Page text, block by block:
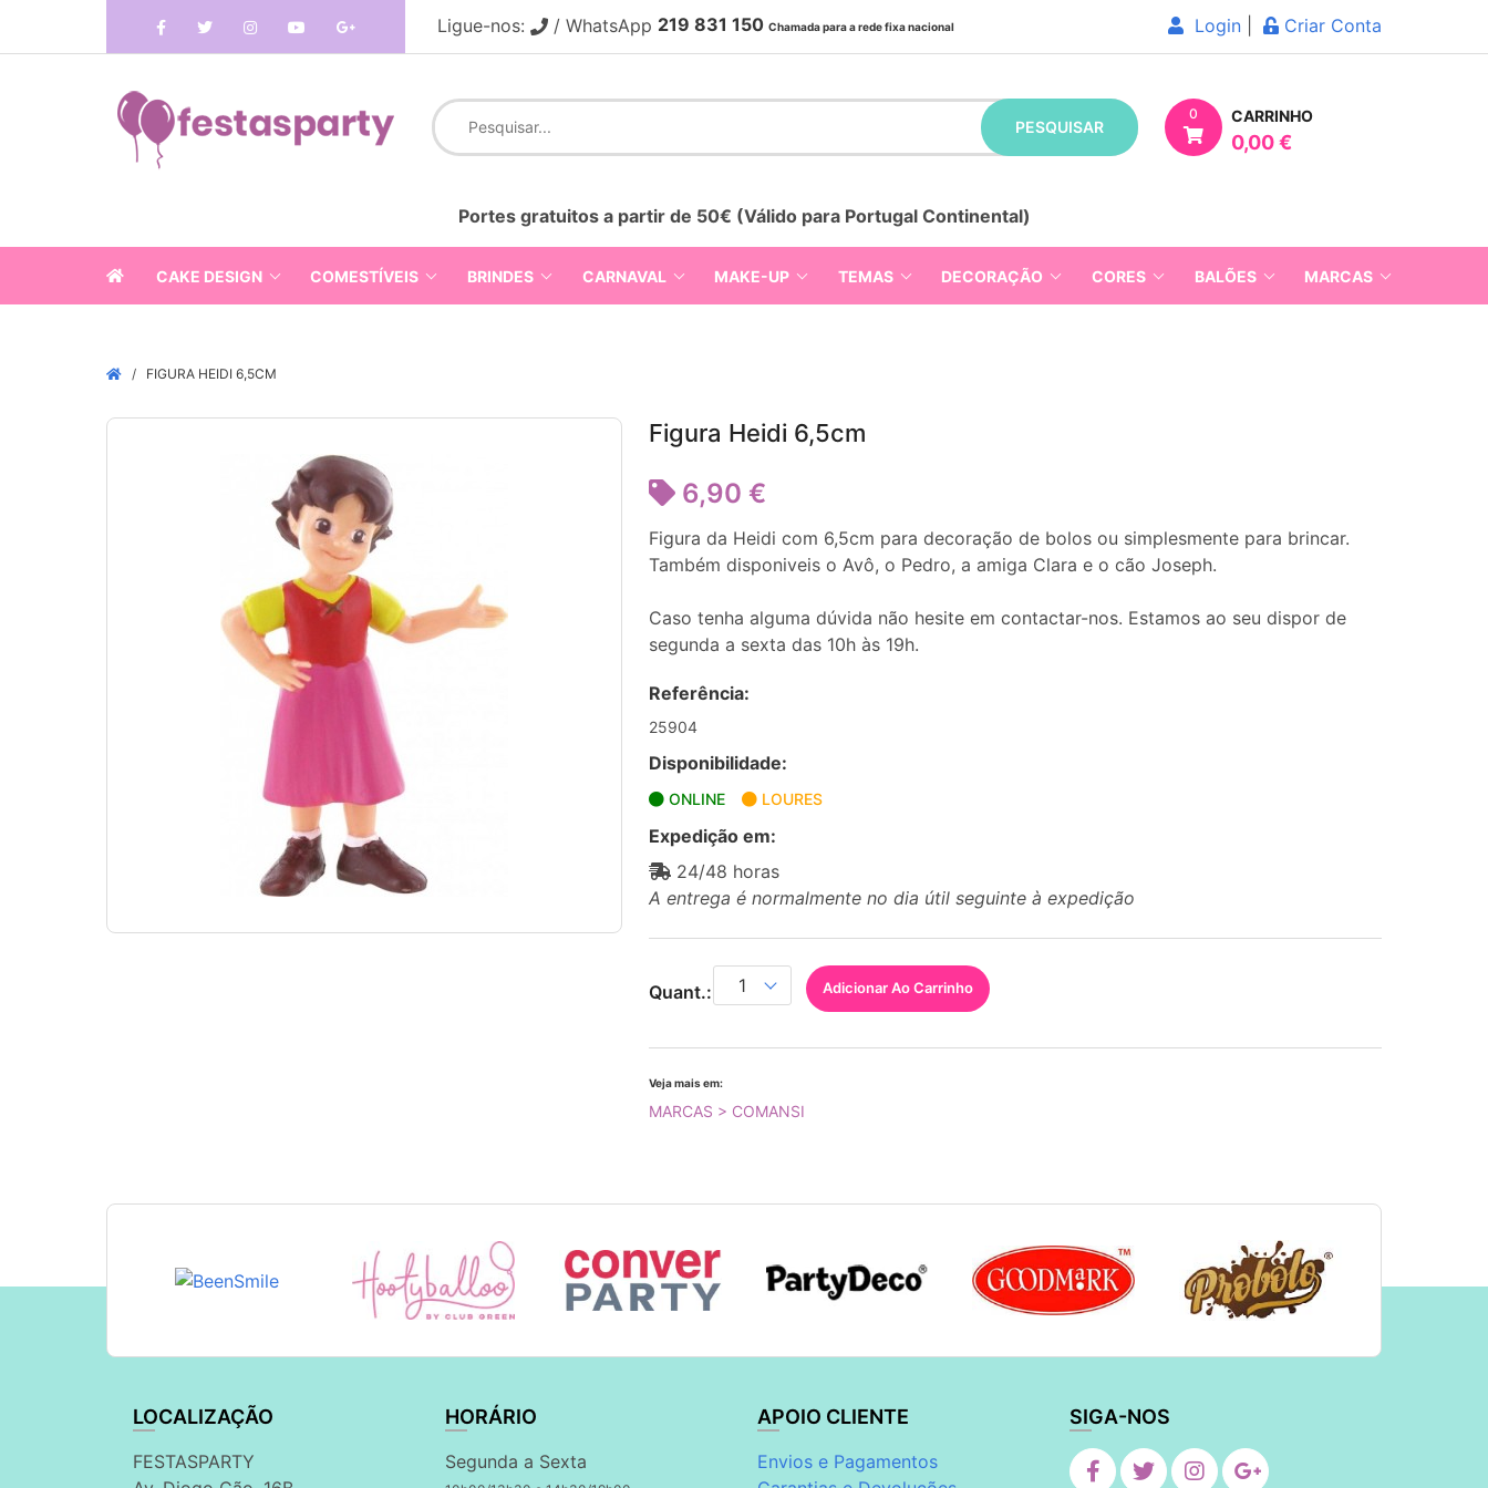
Ligue-nos: / WhatsApp 219 831 150 Chamada para a rede fixa nacional Login Criar Conta
PESQUISAR
0 CARRINHO
0,00 €
Portes gratuitos a partir de 50€ (Válido para Portugal Continental)
CAKE DESIGN COMESTÍVEIS BRINDES CARNAVAL MAKE-UP TEMAS DECORAÇÃO CORES BALÕES MARCAS
FIGURA HEIDI 6,5CM
Figura Heidi 6,5cm
6,90 €
Figura da Heidi com 6,5cm para decoração de bolos ou simplesmente para brincar.
Também disponiveis o Avô, o Pedro, a amiga Clara e o cão Joseph.
Caso tenha alguma dúvida não hesite em contactar-nos. Estamos ao seu dispor de
segunda a sexta das 10h às 19h.
Referência:
25904
Disponibilidade:
ONLINE LOURES
Expedição em:
24/48 horas
A entrega é normalmente no dia útil seguinte à expedição
Quant.: Adicionar Ao Carrinho
Veja mais em:
MARCAS > COMANSI
LOCALIZAÇÃO
FESTASPARTY
HORÁRIO
Segunda a Sexta
APOIO CLIENTE
Envios e Pagamentos
SIGA-NOS